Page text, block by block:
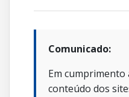
Comunicado:
Em cumprimento
conteúdo dos